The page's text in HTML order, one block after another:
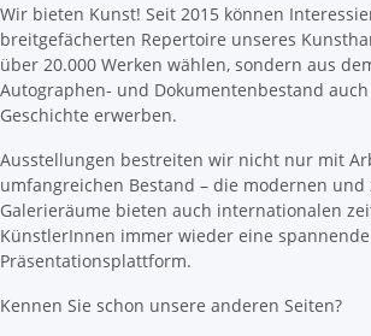
Wir bieten Kunst! Seit 2015 können
breitgefächerten Repertoire unseres
über 20.000 Werken wählen, sondern aus
Autographen- und Dokumentenbestand
Geschichte erwerben.
Ausstellungen bestreiten wir nicht nur mit
umfangreichen Bestand – die modernen und
Galerieräume bieten auch internationalen
KünstlerInnen immer wieder eine spannende
Präsentationsplattform.
Kennen Sie schon unsere anderen Seiten?